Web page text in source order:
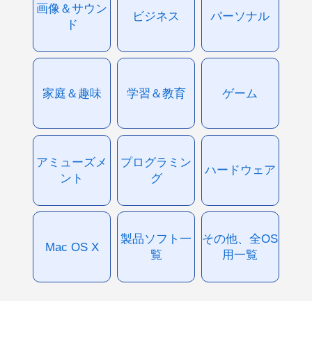
画像＆サウン
ド
ビジネス パーソナル
家庭＆趣味 学習＆教育 ゲーム
アミューズメ
ント
プログラミン
グ
ハードウェア
Mac OS X
製品ソフト一
覧
その他、全OS
用一覧